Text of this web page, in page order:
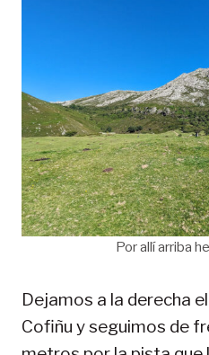
Por allí arriba
Dejamos a la derecha
Cofiñu y seguimos de